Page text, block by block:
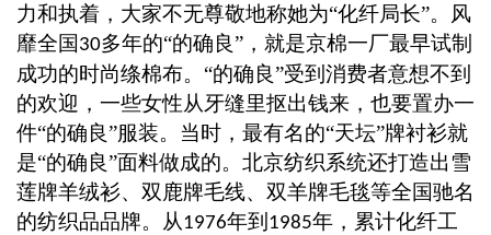
力和执着，大家不无尊敬地称她为“化纤局长”。风
靡全国 30多年的“的确良”，就是京棉一厂最早试制
成功的时尚绦棉布。“的确良”受到消费者意想不到
的欢迎，一些女性从牙缝里抠出钱来，也要置办一
件“的确良”服装。当时，最有名的“天坛”牌衬衫就
是“的确良”面料做成的。北京纺织系统还打造出雪
莲牌羊绒衫、双鹿牌毛线、双羊牌毛毯等全国驰名
的纺织品品牌。从1976年到 1985年，累计化纤工